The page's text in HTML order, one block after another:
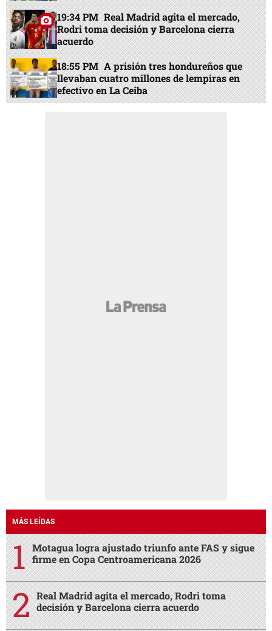
19:34 PM Real Madrid agita el mercado,
Rodri toma decisión y Barcelona cierra
acuerdo
18:55 PM A prisión tres hondureños que
llevaban cuatro millones de lempiras en
efectivo en La Ceiba
MÁS LEÍDAS
Motagua logra ajustado triunfo ante FAS y sigue
firme en Copa Centroamericana 2026
Real Madrid agita el mercado, Rodri toma
decisión y Barcelona cierra acuerdo